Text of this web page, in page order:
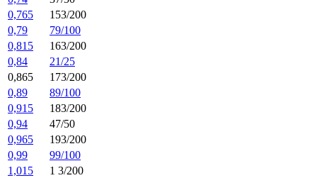
0,765
153/200
0,79
79/100
0,815
163/200
0,84
21/25
0,865
173/200
0,89
89/100
0,915
183/200
0,94
47/50
0,965
193/200
0,99
99/100
1,015
1 3/200